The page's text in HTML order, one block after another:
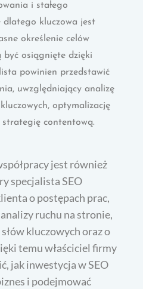
i stałego
dlatego kluczowa jest
określenie celów
być osiągnięte dzięki
powinien przedstawić
uwzględniający analizę
optymalizację
contentową.
jest również
specjalista SEO
o postępach prac,
ruchu na stronie,
kluczowych oraz o
temu właściciel firmy
jak inwestycja w SEO
i podejmować